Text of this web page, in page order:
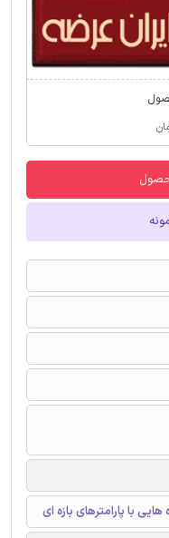
با پارامترهای بازه ای